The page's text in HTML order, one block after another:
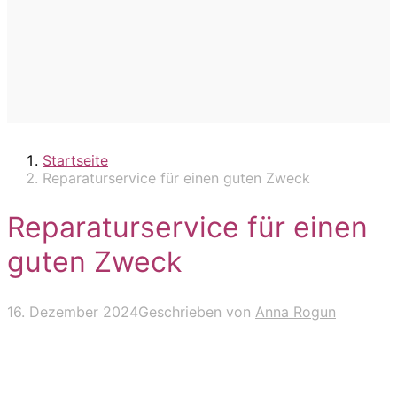
Startseite
Reparaturservice für einen guten Zweck
Reparaturservice für einen
guten Zweck
16. Dezember 2024Geschrieben von Anna Rogun